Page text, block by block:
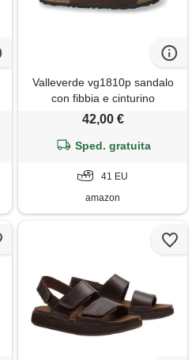
Valleverde vg1810p sandalo
con fibbia e cinturino
posteriore in pelle marrone
42,00 €
Sped. gratuita
41 EU
amazon